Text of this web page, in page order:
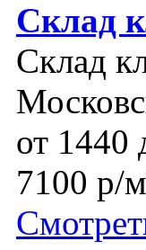
Склад
Склад
от 1440
7100 р/